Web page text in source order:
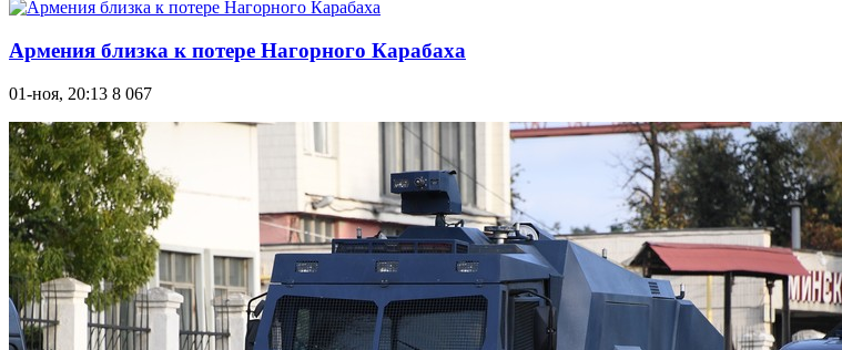
Армения близка к потере Нагорного Карабаха
01-ноя, 20:13 8 067